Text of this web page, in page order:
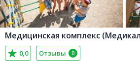
Медицинская комплекс
0,0 Отзывы 0